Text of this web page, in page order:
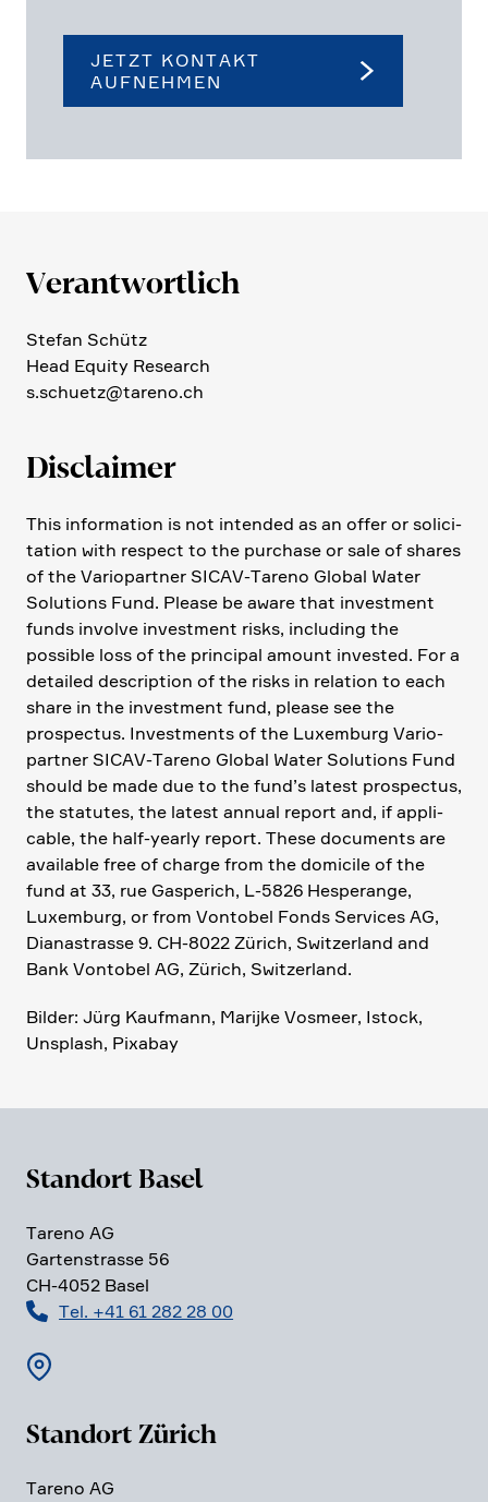
JETZT KONTAKT
AUFNEHMEN
Verant­wort­lich
Stefan Schütz
Head Equity Research
s.​schuetz@​tareno.​ch
Disclaimer
This infor­ma­tion is not intended as an offer or solici­
ta­tion with respect to the purchase or sale of shares
of the Vario­partner SICAV-Tareno Global Water
Solutions Fund. Please be aware that invest­ment
funds involve invest­ment risks, inclu­ding the
possible loss of the principal amount invested. For a
detailed descrip­tion of the risks in relation to each
share in the invest­ment fund, please see the
prospectus. Invest­ments of the Luxem­burg Vario­
partner SICAV-Tareno Global Water Solutions Fund
should be made due to the fund’s latest prospectus,
the statutes, the latest annual report and, if appli­
cable, the half-yearly report. These documents are
available free of charge from the domicile of the
fund at 33, rue Gaspe­rich, L‑5826 Hespe­range,
Luxem­burg, or from Vontobel Fonds Services AG,
Diana­strasse 9. CH-8022 Zürich, Switz­er­land and
Bank Vontobel AG, Zürich, Switz­er­land.
Bilder: Jürg Kaufmann, Marijke Vosmeer, Istock,
Unsplash, Pixabay
Standort Basel
Tareno AG
Garten­strasse 56
CH-4052 Basel
Tel. +41 61 282 28 00
Standort Zürich
Tareno AG